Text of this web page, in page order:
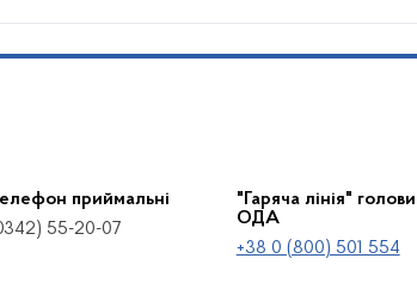
приймальні
55-20-07
"Гаряча лінія" голови
ОДА
+38 0 (800) 501 554